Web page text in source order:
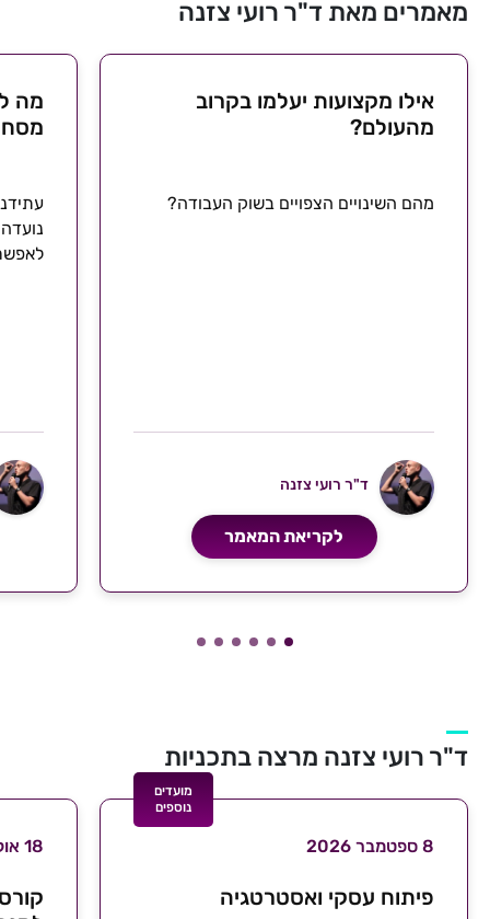
מאמרים מאת ד"ר רועי צזנה
אילו מקצועות יעלמו בקרוב
מהעולם?
מהם השינויים הצפויים בשוק העבודה?
ד"ר רועי צזנה
לקריאת המאמר
מה
ד"ר רועי צזנה מרצה בתכניות
מועדים
נוספים
8 ספטמבר 2026
פיתוח עסקי ואסטרטגיה
18 אוקטובר 2026